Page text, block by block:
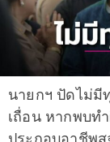
นายกฯ ปัดไม่มี
เถื่อน หากพบท